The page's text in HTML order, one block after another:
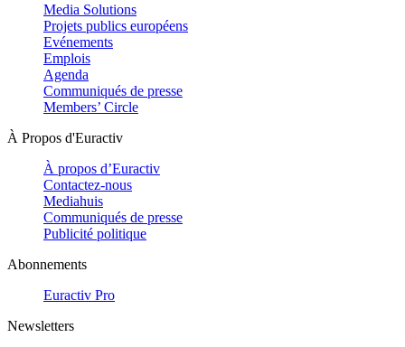
Media Solutions
Projets publics européens
Evénements
Emplois
Agenda
Communiqués de presse
Members’ Circle
À Propos d'Euractiv
À propos d’Euractiv
Contactez-nous
Mediahuis
Communiqués de presse
Publicité politique
Abonnements
Euractiv Pro
Newsletters